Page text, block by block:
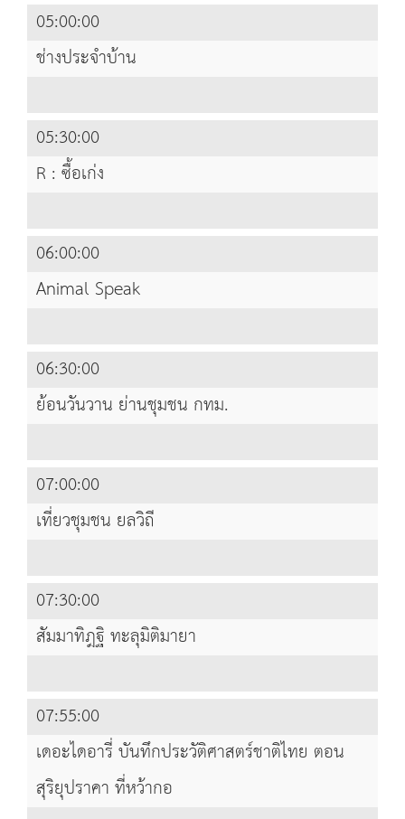
05:00:00
ช่างประจำบ้าน
05:30:00
R : ซื้อเก่ง
06:00:00
Animal Speak
06:30:00
ย้อนวันวาน ย่านชุมชน กทม.
07:00:00
เที่ยวชุมชน ยลวิถี
07:30:00
สัมมาทิฎฐิ ทะลุมิติมายา
07:55:00
เดอะไดอารี่ บันทึกประวัติศาสตร์ชาติไทย ตอน
สุริยุปราคา ที่หว้ากอ